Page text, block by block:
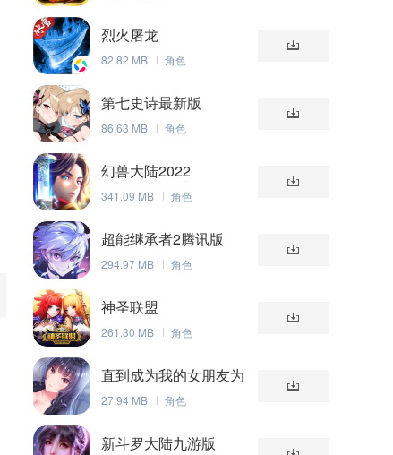
烈火屠龙
82.82 MB 角色
第七史诗最新版
86.63 MB 角色
幻兽大陆2022
341.09 MB 角色
超能继承者2腾讯版
294.97 MB 角色
神圣联盟
261.30 MB 角色
直到成为我的女朋友为
止（附礼包码）
27.94 MB 角色
新斗罗大陆九游版